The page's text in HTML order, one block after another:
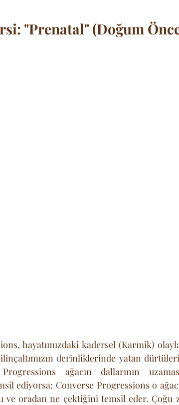
"Prenatal" (Doğum
hayatımızdaki kadersel (Karmik)
derinliklerinde yatan
ağacın dallarının
ediyorsa; Converse Progressions o
ve oradan ne çektiğini temsil eder. Çoğu